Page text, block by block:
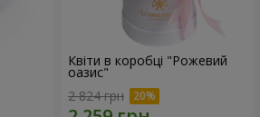
Квіти в коробці "Рожевий
оазис"
2 824 грн